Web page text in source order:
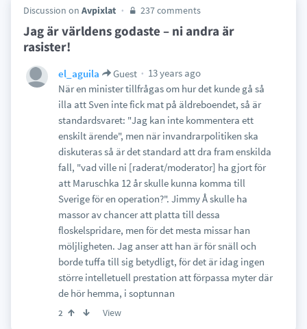
Discussion on Avpixlat 237 comments
Jag är världens godaste – ni andra är
rasister!
el_aguila Guest
13 years ago
När en minister tillfrågas om hur det kunde gå så
illa att Sven inte fick mat på äldreboendet, så är
standardsvaret: "Jag kan inte kommentera ett
enskilt ärende", men när invandrarpolitiken ska
diskuteras så är det standard att dra fram enskilda
fall, "vad ville ni [raderat/moderator] ha gjort för
att Maruschka 12 år skulle kunna komma till
Sverige för en operation?". Jimmy Å skulle ha
massor av chancer att platta till dessa
floskelspridare, men för det mesta missar han
möljligheten. Jag anser att han är för snäll och
borde tuffa till sig betydligt, för det är idag ingen
större intelletuell prestation att förpassa myter där
de hör hemma, i soptunnan
2 View